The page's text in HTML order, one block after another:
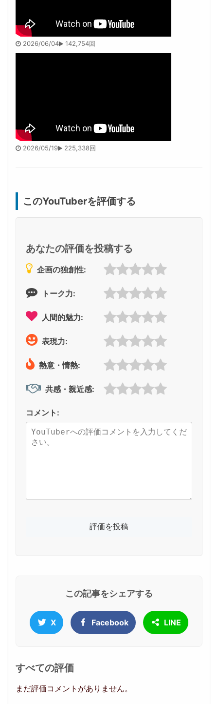
2026/06/04 142,754回
2026/05/19 225,338回
このYouTuberを評価する
あなたの評価を投稿する
企画の独創性:
トーク力:
人間的魅力:
表現力:
熱意・情熱:
共感・親近感:
コメント:
この記事をシェアする
X Facebook LINE
すべての評価
まだ評価コメントがありません。